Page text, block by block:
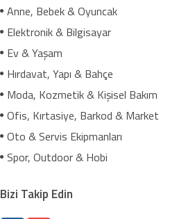
Anne, Bebek & Oyuncak
Elektronik & Bilgisayar
Ev & Yaşam
Hırdavat, Yapı & Bahçe
Moda, Kozmetik & Kişisel Bakım
Ofis, Kırtasiye, Barkod & Market
Oto & Servis Ekipmanları
Spor, Outdoor & Hobi
Bizi Takip Edin